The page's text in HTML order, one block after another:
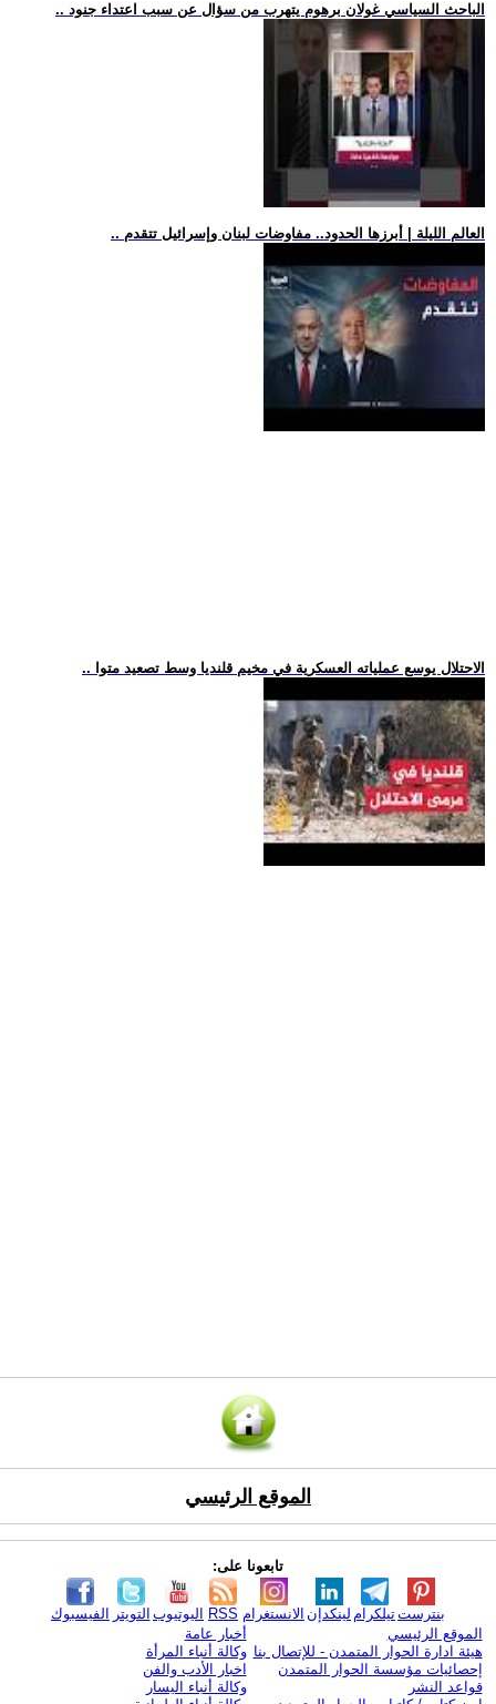
.. الباحث السياسي غولان برهوم يتهرب من سؤال عن سبب اعتداء جنود
.. العالم الليلة | أبرزها الحدود.. مفاوضات لبنان وإسرائيل تتقدم
.. الاحتلال يوسع عملياته العسكرية في مخيم قلنديا وسط تصعيد متوا
الموقع الرئيسي
تابعونا على:
الفيسبوك التويتر اليوتيوب RSS الانستغرام لينكدإن تيلكرامبنترست
الموقع الرئيسي
هيئة ادارة الحوار المتمدن - للإتصال بنا
إحصائيات مؤسسة الحوار المتمدن
قواعد النشر
أخبار عامة
وكالة أنباء المرأة
اخبار الأدب والفن
وكالة أنباء اليسار